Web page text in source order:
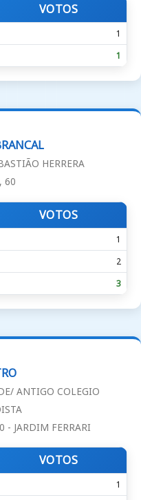
VOTOS
1
1
HERRERA
60
VOTOS
1
2
3
ANTIGO COLEGIO
- JARDIM FERRARI
VOTOS
1